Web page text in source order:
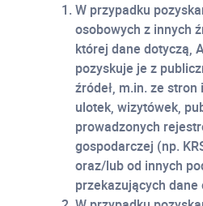
W przypadku
osobowych z innych
której dane dotyczą,
pozyskuje je z
źródeł, m.in. ze
ulotek, wizytówek,
prowadzonych
gospodarczej (np.
oraz/lub od innych
przekazujących dane